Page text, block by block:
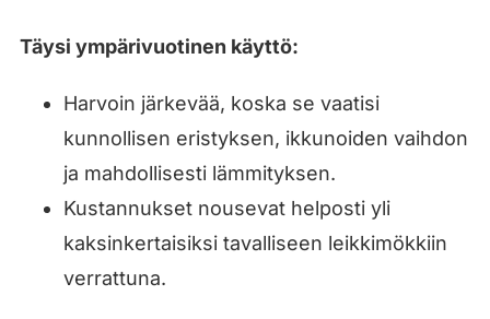
Täysi ympärivuotinen käyttö:
Harvoin järkevää, koska se vaatisi
kunnollisen eristyksen, ikkunoiden vaihdon
ja mahdollisesti lämmityksen.
Kustannukset nousevat helposti yli
kaksinkertaisiksi tavalliseen leikkimökkiin
verrattuna.